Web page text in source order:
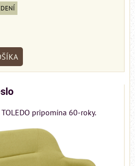
pripomína 60-roky.